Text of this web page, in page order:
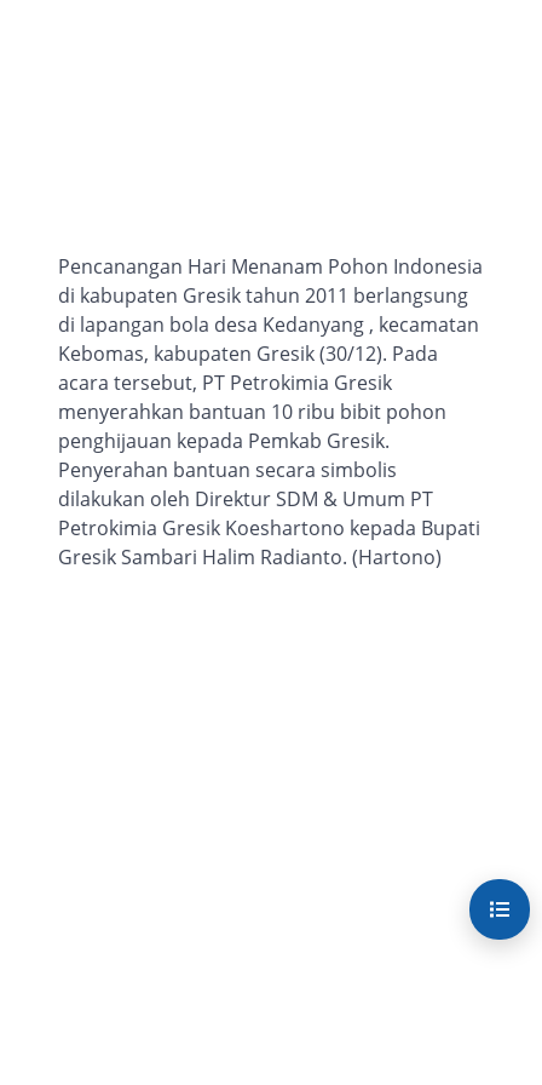
Pencanangan Hari Menanam Pohon Indonesia
di kabupaten Gresik tahun 2011 berlangsung
di lapangan bola desa Kedanyang , kecamatan
Kebomas, kabupaten Gresik (30/12). Pada
acara tersebut, PT Petrokimia Gresik
menyerahkan bantuan 10 ribu bibit pohon
penghijauan kepada Pemkab Gresik.
Penyerahan bantuan secara simbolis
dilakukan oleh Direktur SDM & Umum PT
Petrokimia Gresik Koeshartono kepada Bupati
Gresik Sambari Halim Radianto. (Hartono)